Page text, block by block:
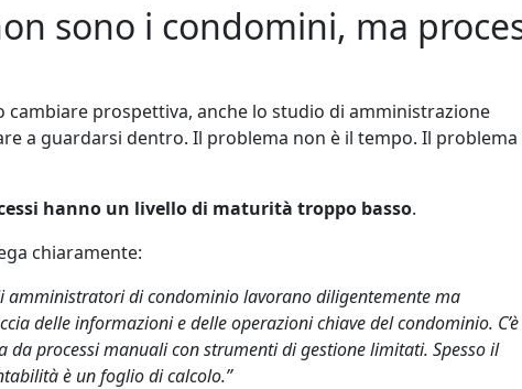
sono i condomini, ma
cambiare prospettiva, anche lo studio di amministrazione
a guardarsi dentro. Il problema non è il tempo. Il
hanno un livello di maturità troppo basso.
chiaramente:
amministratori di condominio lavorano diligentemente ma
delle informazioni e delle operazioni chiave del condominio. C’è
da processi manuali con strumenti di gestione limitati. Spesso il
è un foglio di calcolo.”